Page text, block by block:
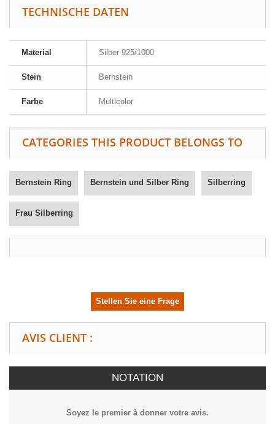
TECHNISCHE DATEN
Material Silber 925/1000
Stein Bernstein
Farbe Multicolor
CATEGORIES THIS PRODUCT BELONGS TO
Bernstein Ring Bernstein und Silber Ring Silberring
Frau Silberring
Stellen Sie eine Frage
AVIS CLIENT :
NOTATION
Soyez le premier à donner votre avis.